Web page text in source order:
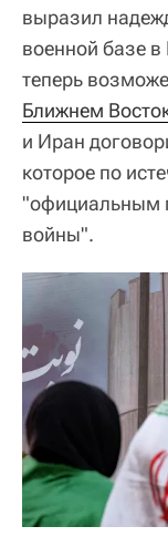
выразил
военной базе
теперь
Ближнем
и Иран
которое по
"официальным
войны".